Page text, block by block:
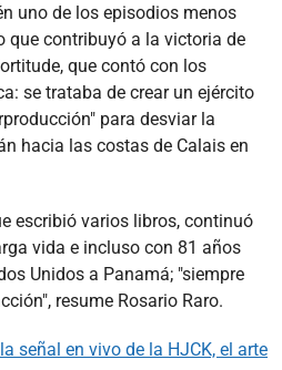
uno de los episodios menos
que contribuyó a la victoria de
que contó con los
se trataba de crear un ejército
para desviar la
hacia las costas de Calais en
escribió varios libros, continuó
vida e incluso con 81 años
Unidos a Panamá; "siempre
resume Rosario Raro.
señal en vivo de la HJCK, el arte